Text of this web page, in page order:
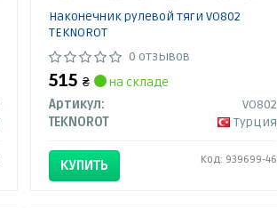
Наконечник рулевой тяги VO802
TEKNOROT
0 отзывов
515 ₴
на складе
Артикул:
VO802
TEKNOROT
Турция
КУПИТЬ Код: 939699-46